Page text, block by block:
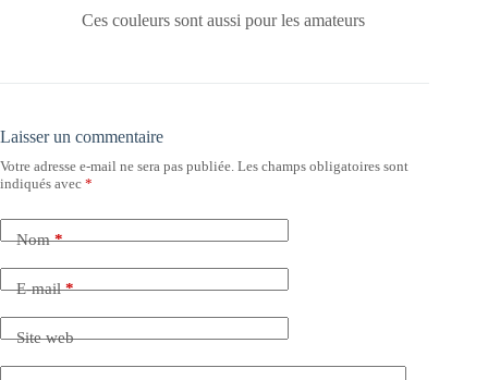
Ces couleurs sont aussi pour les amateurs
Laisser un commentaire
Votre adresse e-mail ne sera pas publiée. Les champs obligatoires sont
indiqués avec *
Nom*
E-mail*
Site web